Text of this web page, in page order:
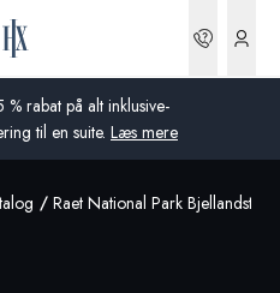
rabat på alt inklusive-
til en suite. Læs mere
Raet National Park